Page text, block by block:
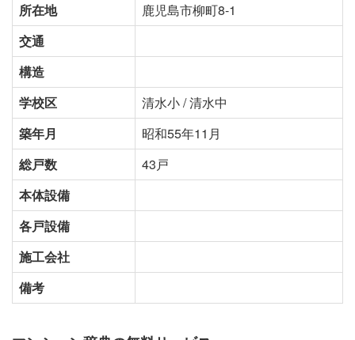
所在地
鹿児島市柳町8-1
交通
構造
学校区
清水小 / 清水中
築年月
昭和55年11月
総戸数
43戸
本体設備
各戸設備
施工会社
備考